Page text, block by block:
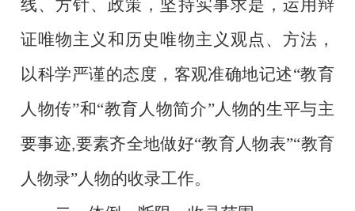
线、方针、政策，坚持实事求是，运用辩
证唯物主义和历史唯物主义观点、方法，
以科学严谨的态度，客观准确地记述“教育
人物传”和“教育人物简介”人物的生平与主
要事迹,要素齐全地做好“教育人物表”“教育
人物录”人物的收录工作。